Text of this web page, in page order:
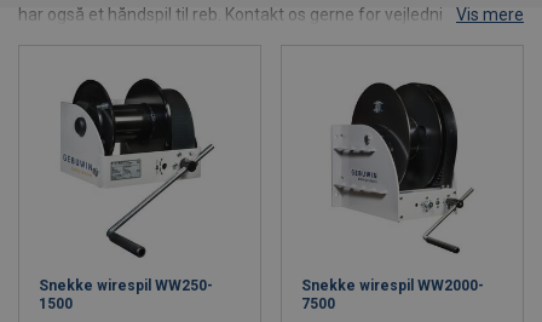
har også et håndspil til reb. Kontakt os gerne for vejledning til at
Håndspil til manuelle løft
Håndspil er et værktøj der anvendes til manuelle løfteopgaver og
trækning af lette til mellemstore emner. Det er et praktisk redskab
der giver dig mulighed for at håndtere og flytte byrder på en sikker
og kontrolleret måde. Et håndspil har typisk et håndsving, der er
forbundet med enten en
. Med håndsvinget
Vis mere
Snekke wirespil WW250-
1500
Snekke wirespil WW2000-
7500